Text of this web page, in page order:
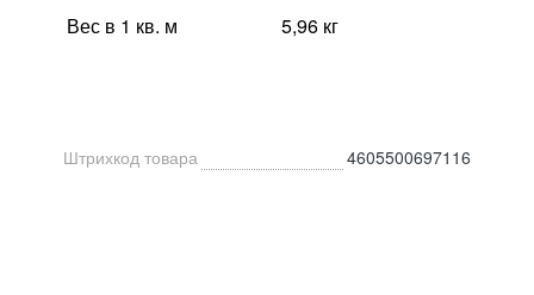
Вес в 1 кв. м
5,96 кг
Штрихкод товара 4605500697116